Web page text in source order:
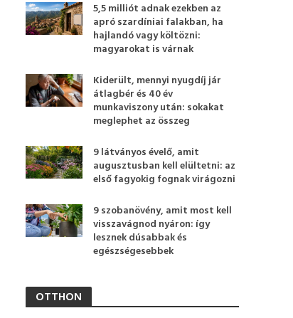
5,5 milliót adnak ezekben az
apró szardíniai falakban, ha
hajlandó vagy költözni:
magyarokat is várnak
Kiderült, mennyi nyugdíj jár
átlagbér és 40 év
munkaviszony után: sokakat
meglephet az összeg
9 látványos évelő, amit
augusztusban kell elültetni: az
első fagyokig fognak virágozni
9 szobanövény, amit most kell
visszavágnod nyáron: így
lesznek dúsabbak és
egészségesebbek
OTTHON